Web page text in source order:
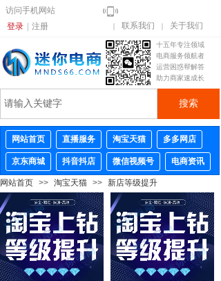
访问手机网站
登录
注册 联系我们 关于我们
十五年专注领域
电商服务领航者
运营困惑帮解答
助力商家速成长
搜索
网站首页 直播服务 淘宝天猫 多多网店
京东商城 抖音抖店 微信视频号 电商资讯
网站首页 >> 淘宝天猫 >> 新店等级提升